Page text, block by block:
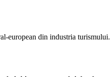
european din industria turismului.